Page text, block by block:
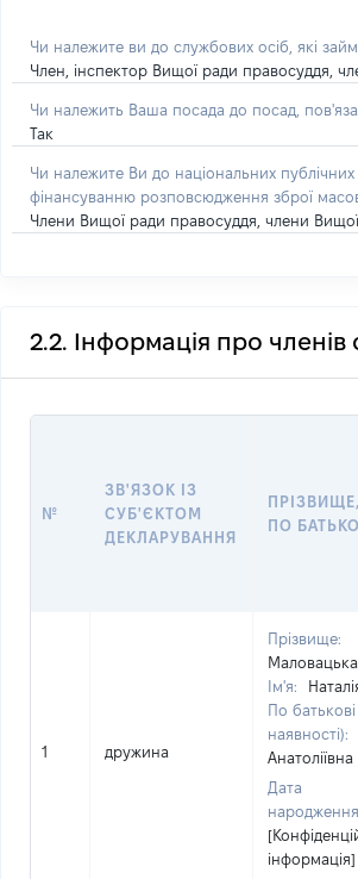
Чи належите ви до службових осіб, які
Член, інспектор Вищої ради правосуддя,
Чи належить Ваша посада до посад,
Так
Чи належите Ви до національних публічних
фінансуванню розповсюдження зброї
Члени Вищої ради правосуддя, члени Вищої
2.2. Інформація про членів
№
ЗВ'ЯЗОК ІЗ
СУБ'ЄКТОМ
ДЕКЛАРУВАННЯ
ПО
1 дружина
Прізвище:
Маловацька
Ім'я:
По батькові
наявності):
Анатоліївна
Дата
інформація]